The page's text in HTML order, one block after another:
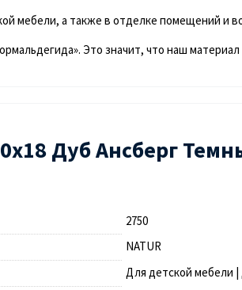
мебели, а также в отделке помещений и
Это значит, что наш
Дуб Ансберг
2750
NATUR
Для детской мебели